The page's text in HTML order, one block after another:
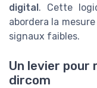
digital . Cette
abordera la
signaux faibles.
Un levier
dircom